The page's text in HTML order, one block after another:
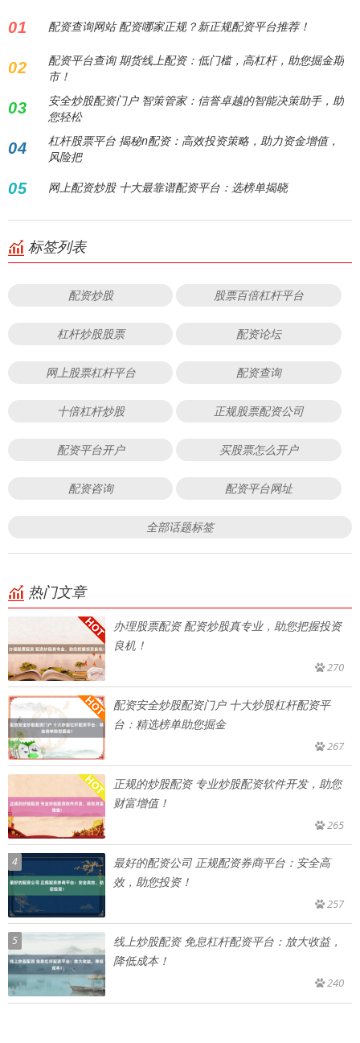
01 配资查询网站 配资哪家正规？新正规配资平台推荐！
02
配资平台查询 期货线上配资：低门槛，高杠杆，助您掘金期
市！
03
安全炒股配资门户 智策管家：信誉卓越的智能决策助手，助
您轻松
04
杠杆股票平台 揭秘n配资：高效投资策略，助力资金增值，
风险把
05 网上配资炒股 十大最靠谱配资平台：选榜单揭晓
标签列表
配资炒股 股票百倍杠杆平台
杠杆炒股股票 配资论坛
网上股票杠杆平台 配资查询
十倍杠杆炒股 正规股票配资公司
配资平台开户 买股票怎么开户
配资咨询 配资平台网址
全部话题标签
热门文章
办理股票配资 配资炒股真专业，助您把握投资
良机！
270
配资安全炒股配资门户 十大炒股杠杆配资平
台：精选榜单助您掘金
267
正规的炒股配资 专业炒股配资软件开发，助您
财富增值！
265
4
最好的配资公司 正规配资券商平台：安全高
效，助您投资！
257
5
线上炒股配资 免息杠杆配资平台：放大收益，
降低成本！
240